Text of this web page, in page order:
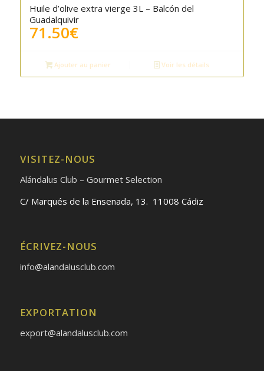
Huile d’olive extra vierge 3L – Balcón del
Guadalquivir
71.50€
Ajouter au panier Voir les détails
VISITEZ-NOUS
Alándalus Club – Gourmet Selection
C/ Marqués de la Ensenada, 13. 11008 Cádiz
ÉCRIVEZ-NOUS
info@alandalusclub.com
EXPORTATION
export@alandalusclub.com